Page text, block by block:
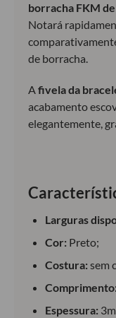
borracha FKM
Notará
de borracha.
Afivela da
acabamento
elegantemente,
Larguras
Cor: Preto;
Costura: sem
Comprimento:
Espessura: